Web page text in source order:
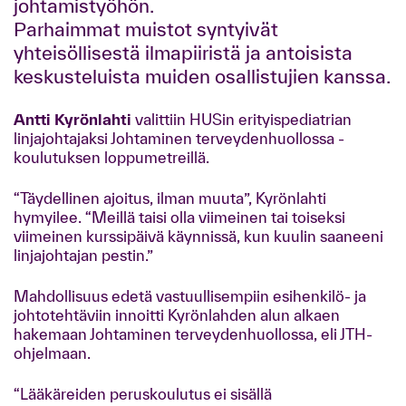
johtamistyöhön.
Parhaimmat muistot syntyivät
yhteisöllisestä ilmapiiristä ja antoisista
keskusteluista muiden osallistujien kanssa.
Antti Kyrönlahti valittiin HUSin erityispediatrian
linjajohtajaksi Johtaminen terveydenhuollossa -
koulutuksen loppumetreillä.
“Täydellinen ajoitus, ilman muuta”, Kyrönlahti
hymyilee. “Meillä taisi olla viimeinen tai toiseksi
viimeinen kurssipäivä käynnissä, kun kuulin saaneeni
linjajohtajan pestin.”
Mahdollisuus edetä vastuullisempiin esihenkilö- ja
johtotehtäviin innoitti Kyrönlahden alun alkaen
hakemaan Johtaminen terveydenhuollossa, eli JTH-
ohjelmaan.
“Lääkäreiden peruskoulutus ei sisällä